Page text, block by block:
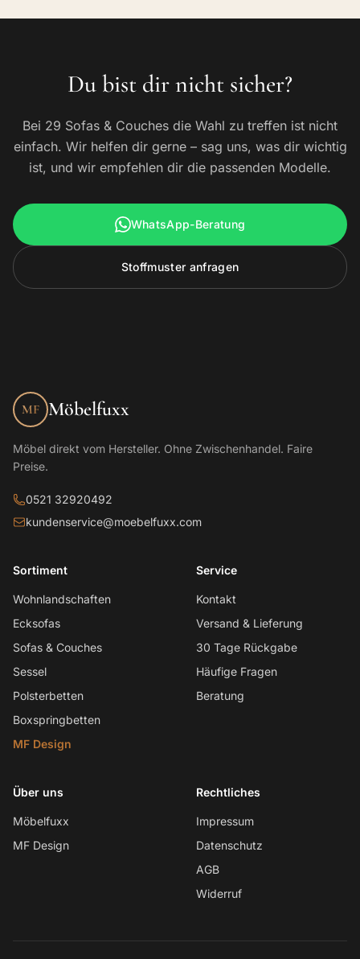
Du bist dir nicht sicher?
Bei 29 Sofas & Couches die Wahl zu treffen ist nicht
einfach. Wir helfen dir gerne – sag uns, was dir wichtig
ist, und wir empfehlen dir die passenden Modelle.
WhatsApp-Beratung
Stoffmuster anfragen
MF Möbelfuxx
Möbel direkt vom Hersteller. Ohne Zwischenhandel. Faire
Preise.
0521 32920492
kundenservice@moebelfuxx.com
Sortiment
Wohnlandschaften
Ecksofas
Sofas & Couches
Sessel
Polsterbetten
Boxspringbetten
MF Design
Service
Kontakt
Versand & Lieferung
30 Tage Rückgabe
Häufige Fragen
Beratung
Über uns
Möbelfuxx
MF Design
Rechtliches
Impressum
Datenschutz
AGB
Widerruf